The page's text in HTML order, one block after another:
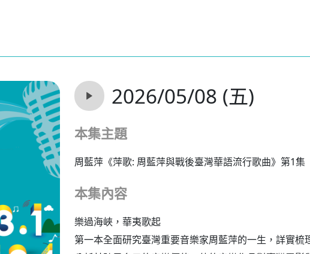
2026/05/08 (五)
本集主題
周藍萍《萍歌: 周藍萍與戰後臺灣華語流行歌曲》第1集
本集內容
樂過海峽，華夷歌起
第一本全面研究臺灣重要音樂家周藍萍的一生，詳實梳